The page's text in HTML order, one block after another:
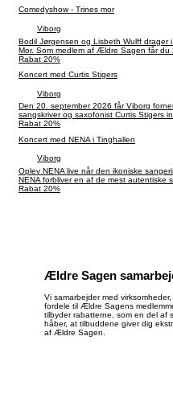
Comedyshow - Trines mor
Viborg
Bodil Jørgensen og Lisbeth Wulff drager i 2026 ud i landet med Comedyshowet Trines
Mor. Som medlem af Ældre Sagen får
Tinghallen.
Rabat 20%
Koncert med Curtis Stigers
Viborg
Den 20. september 2026 får Viborg
sangskriver og saxofonist Curtis Stigers
med sin nyeste og mest personlige
Rabat 20%
Koncert med NENA i Tinghallen
Viborg
Oplev NENA live når den ikoniske
NENA forbliver en af de mest autentiske
af popkulturen skabt i Tyskland. Få 20%
Rabat 20%
Ældre Sagen
Vi samarbejder med
fordele til Ældre Sagens
tilbyder rabatterne, som en del af
håber, at tilbuddene giver dig
af Ældre Sagen.